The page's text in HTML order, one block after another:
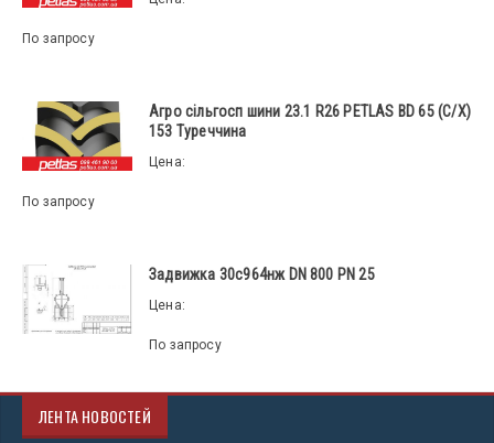
По запросу
Агро сільгосп шини 23.1 R26 PETLAS BD 65 (С/Х)
153 Туреччина
Цена:
По запросу
Задвижка 30с964нж DN 800 PN 25
Цена:
По запросу
ЛЕНТА НОВОСТЕЙ